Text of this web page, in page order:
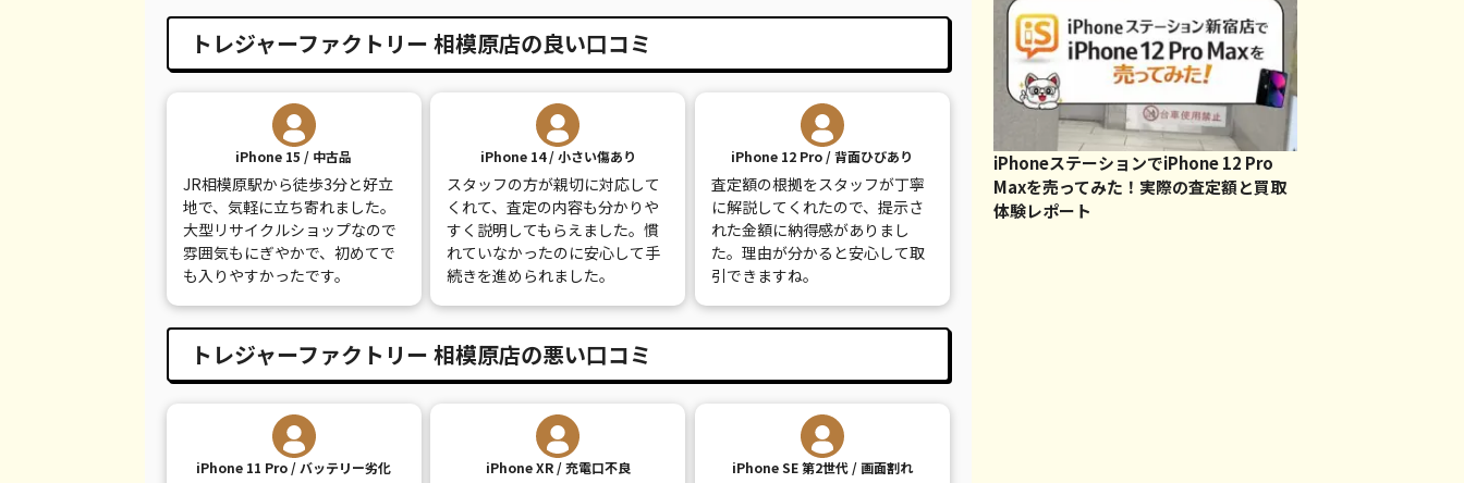
iPhone X
iPhone 8 Plus
iPhone 8
iPhone 7
iPhone 7 Plus
都度見積(非公開)
都度見積(非公開)
都度見積(非公開)
都度見積(非公開)
¥14,100
¥9,100
¥7,800
¥12,100
¥10,000
¥8,000
¥7,000
¥12,000
¥9,000
¥8,500
¥6,000
¥5,000
¥12,000
¥8,500
¥7,500
¥12,000
トレジャーファクトリー 相模原店の良い口コミ
iPhone 15 / 中古品
JR相模原駅から徒歩3分と好立
地で、気軽に立ち寄れました。
大型リサイクルショップなので
雰囲気もにぎやかで、初めてで
も入りやすかったです。
iPhone 14 / 小さい傷あり
スタッフの方が親切に対応して
くれて、査定の内容も分かりや
すく説明してもらえました。慣
れていなかったのに安心して手
続きを進められました。
iPhone 12 Pro / 背面ひびあり
査定額の根拠をスタッフが丁寧
に解説してくれたので、提示さ
れた金額に納得感がありまし
た。理由が分かると安心して取
引できますね。
トレジャーファクトリー 相模原店の悪い口コミ
iPhone 11 Pro / バッテリー劣化 iPhone XR / 充電口不良 iPhone SE 第2世代 / 画面割れ
iPhoneステーションでiPhone 12 Pro
Maxを売ってみた！実際の査定額と買取
体験レポート